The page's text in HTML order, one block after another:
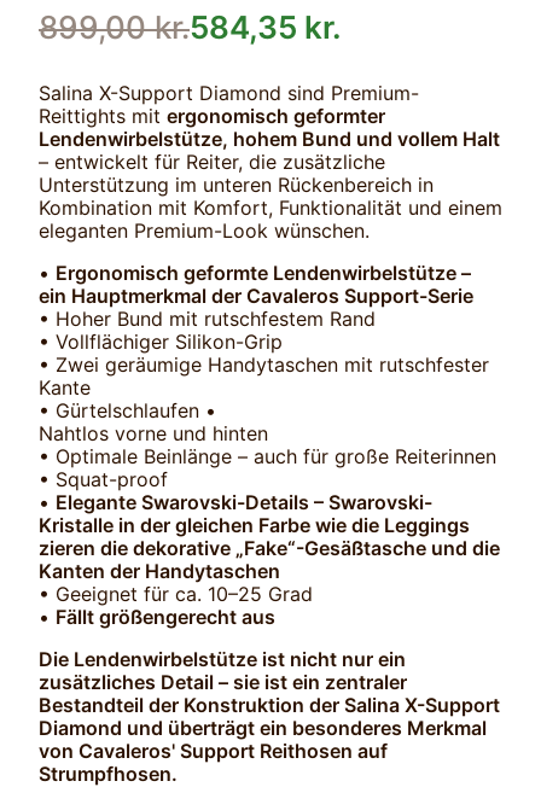
899,00kr.584,35 kr.
Salina X-Support Diamond sind Premium-
Reittights mit ergonomisch geformter
Lendenwirbelstütze, hohem Bund und vollem Halt
– entwickelt für Reiter, die zusätzliche
Unterstützung im unteren Rückenbereich in
Kombination mit Komfort, Funktionalität und einem
eleganten Premium-Look wünschen.
• Ergonomisch geformte Lendenwirbelstütze –
ein Hauptmerkmal der Cavaleros Support-Serie
• Hoher Bund mit rutschfestem Rand
• Vollflächiger Silikon-Grip
• Zwei geräumige Handytaschen mit rutschfester
Kante
• Gürtelschlaufen •
Nahtlos vorne und hinten
• Optimale Beinlänge – auch für große Reiterinnen
• Squat-proof
• Elegante Swarovski-Details – Swarovski-
Kristalle in der gleichen Farbe wie die Leggings
zieren die dekorative „Fake“-Gesäßtasche und die
Kanten der Handytaschen
• Geeignet für ca. 10–25 Grad
• Fällt größengerecht aus
Die Lendenwirbelstütze ist nicht nur ein
zusätzliches Detail – sie ist ein zentraler
Bestandteil der Konstruktion der Salina X-Support
Diamond und überträgt ein besonderes Merkmal
von Cavaleros' Support Reithosen auf
Strumpfhosen.